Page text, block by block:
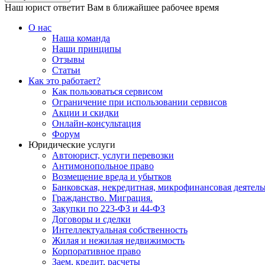
Наш юрист ответит Вам в ближайшее рабочее время
О нас
Наша команда
Наши принципы
Отзывы
Статьи
Как это работает?
Как пользоваться сервисом
Ограничение при использовании сервисов
Акции и скидки
Онлайн-консультация
Форум
Юридические услуги
Автоюрист, услуги перевозки
Антимонопольное право
Возмещение вреда и убытков
Банковская, некредитная, микрофинансовая
Гражданство. Миграция.
Закупки по 223-ФЗ и 44-ФЗ
Договоры и сделки
Интеллектуальная собственность
Жилая и нежилая недвижимость
Корпоративное право
Заем, кредит, расчеты